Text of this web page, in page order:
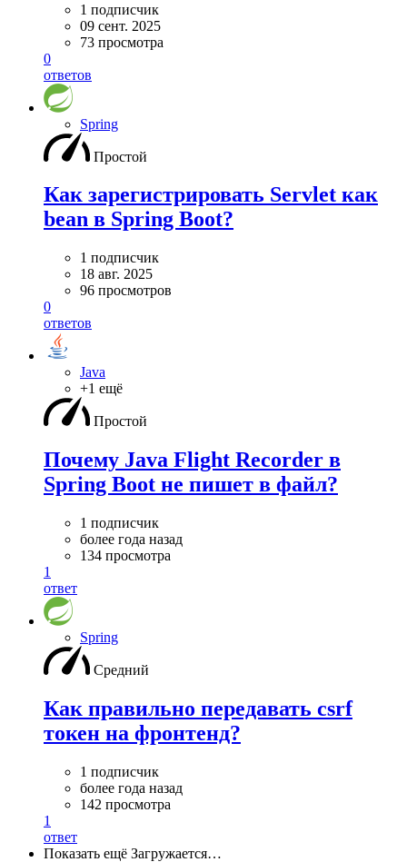
1 подписчик
09 сент. 2025
73 просмотра
0
ответов
Spring
Простой
Как зарегистрировать Servlet как
bean в Spring Boot?
1 подписчик
18 авг. 2025
96 просмотров
0
ответов
Java
+1 ещё
Простой
Почему Java Flight Recorder в
Spring Boot не пишет в файл?
1 подписчик
более года назад
134 просмотра
1
ответ
Spring
Средний
Как правильно передавать csrf
токен на фронтенд?
1 подписчик
более года назад
142 просмотра
1
ответ
Показать ещё Загружается…